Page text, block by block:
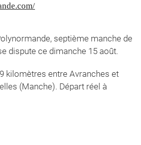
septième manche de
dispute ce dimanche 15 août.
kilomètres entre Avranches et
(Manche). Départ réel à